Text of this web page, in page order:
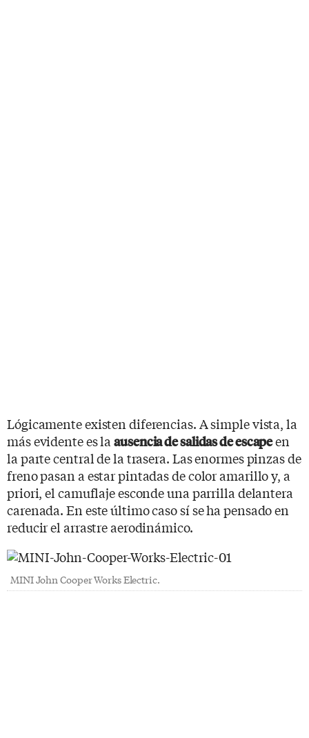
Lógicamente existen diferencias. A simple vista, la
más evidente es laausencia de salidas de escapeen
la parte central de la trasera. Las enormes pinzas de
freno pasan a estar pintadas de color amarillo y, a
priori, el camuflaje esconde una parrilla delantera
carenada. En este último caso sí se ha pensado en
reducir el arrastre aerodinámico.
MINI John Cooper Works Electric.